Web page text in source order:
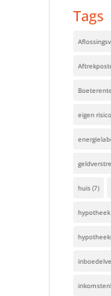
Tags
Boeterente
eigen risico
huis(7)
hypotheek